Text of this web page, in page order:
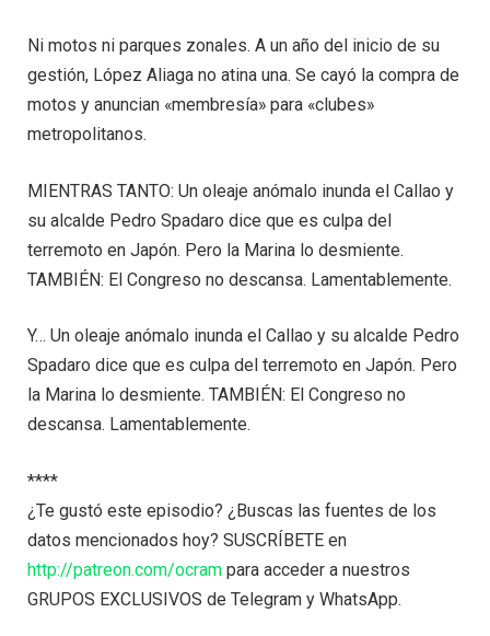
Ni motos ni parques zonales. A un año del inicio de su
gestión, López Aliaga no atina una. Se cayó la compra de
motos y anuncian «membresía» para «clubes»
metropolitanos.
MIENTRAS TANTO: Un oleaje anómalo inunda el Callao y
su alcalde Pedro Spadaro dice que es culpa del
terremoto en Japón. Pero la Marina lo desmiente.
TAMBIÉN: El Congreso no descansa. Lamentablemente.
Y… Un oleaje anómalo inunda el Callao y su alcalde Pedro
Spadaro dice que es culpa del terremoto en Japón. Pero
la Marina lo desmiente. TAMBIÉN: El Congreso no
descansa. Lamentablemente.
****
¿Te gustó este episodio? ¿Buscas las fuentes de los
datos mencionados hoy? SUSCRÍBETE en
http://patreon.com/ocram para acceder a nuestros
GRUPOS EXCLUSIVOS de Telegram y WhatsApp.